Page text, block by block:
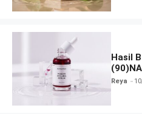
Hasil
dan
Reya